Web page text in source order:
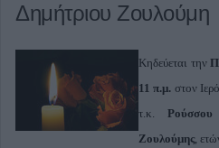
Δημήτριου Ζουλούμη
Κηδεύεται την
11 π.μ. στον
τ.κ.Ρούσσου
Ζουλούμης,